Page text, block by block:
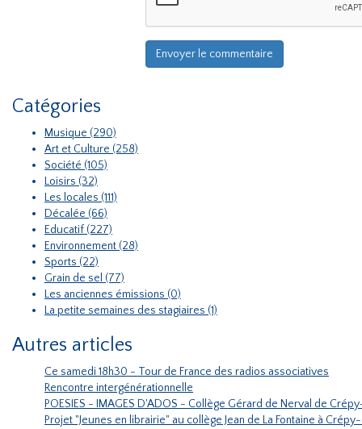
Catégories
Musique (290)
Art et Culture (258)
Société (105)
Loisirs (32)
Les locales (111)
Décalée (66)
Educatif (227)
Environnement (28)
Sports (22)
Grain de sel (77)
Les anciennes émissions (0)
La petite semaines des stagiaires (1)
Autres articles
Ce samedi 18h30 - Tour de France des radios associatives
Rencontre intergénérationnelle
POESIES - IMAGES D'ADOS - Collège Gérard de Nerval de
Projet "Jeunes en librairie" au collège Jean de La Fontaine à